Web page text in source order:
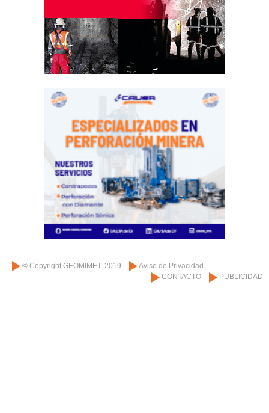
© Copyright GEOMIMET. 2019
Aviso de Privacidad
CONTACTO
PUBLICIDAD